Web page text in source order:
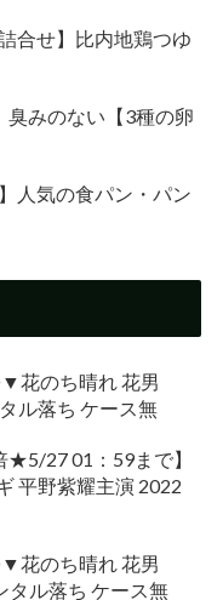
合せ】比内地鶏つゆ
みのない【3種の卵
人気の食パン・パン
花のち晴れ 花男
ル落ち ケース無
★5/27 01：59まで】
平野紫耀主演 2022
花のち晴れ 花男
タル落ち ケース無